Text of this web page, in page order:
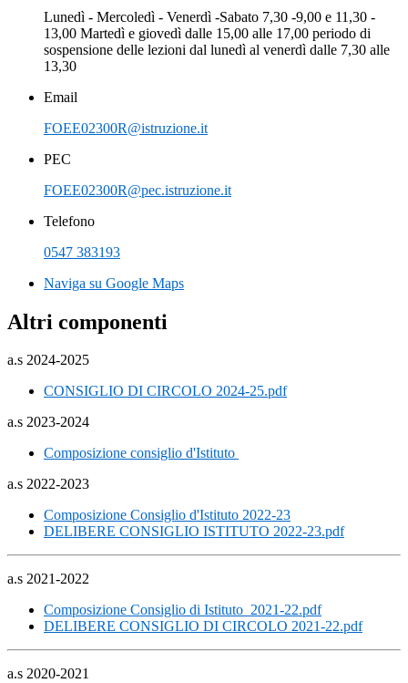
Lunedì - Mercoledì - Venerdì -Sabato 7,30 -9,00 e 11,30 -
13,00 Martedì e giovedì dalle 15,00 alle 17,00 periodo di
sospensione delle lezioni dal lunedì al venerdì dalle 7,30 alle
13,30
Email
FOEE02300R@istruzione.it
PEC
FOEE02300R@pec.istruzione.it
Telefono
0547 383193
Naviga su Google Maps
Altri componenti
a.s 2024-2025
CONSIGLIO DI CIRCOLO 2024-25.pdf
a.s 2023-2024
Composizione consiglio d'Istituto
a.s 2022-2023
Composizione Consiglio d'Istituto 2022-23
DELIBERE CONSIGLIO ISTITUTO 2022-23.pdf
a.s 2021-2022
Composizione Consiglio di Istituto 2021-22.pdf
DELIBERE CONSIGLIO DI CIRCOLO 2021-22.pdf
a.s 2020-2021